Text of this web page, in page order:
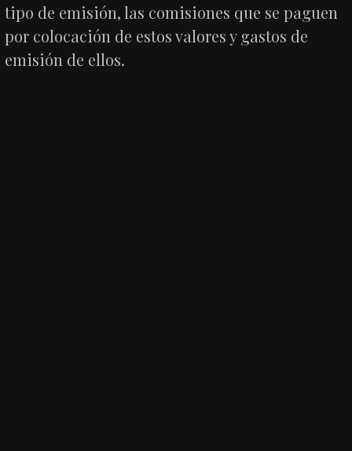
tipo de emisión, las comisiones que se paguen
por colocación de estos valores y gastos de
emisión de ellos.